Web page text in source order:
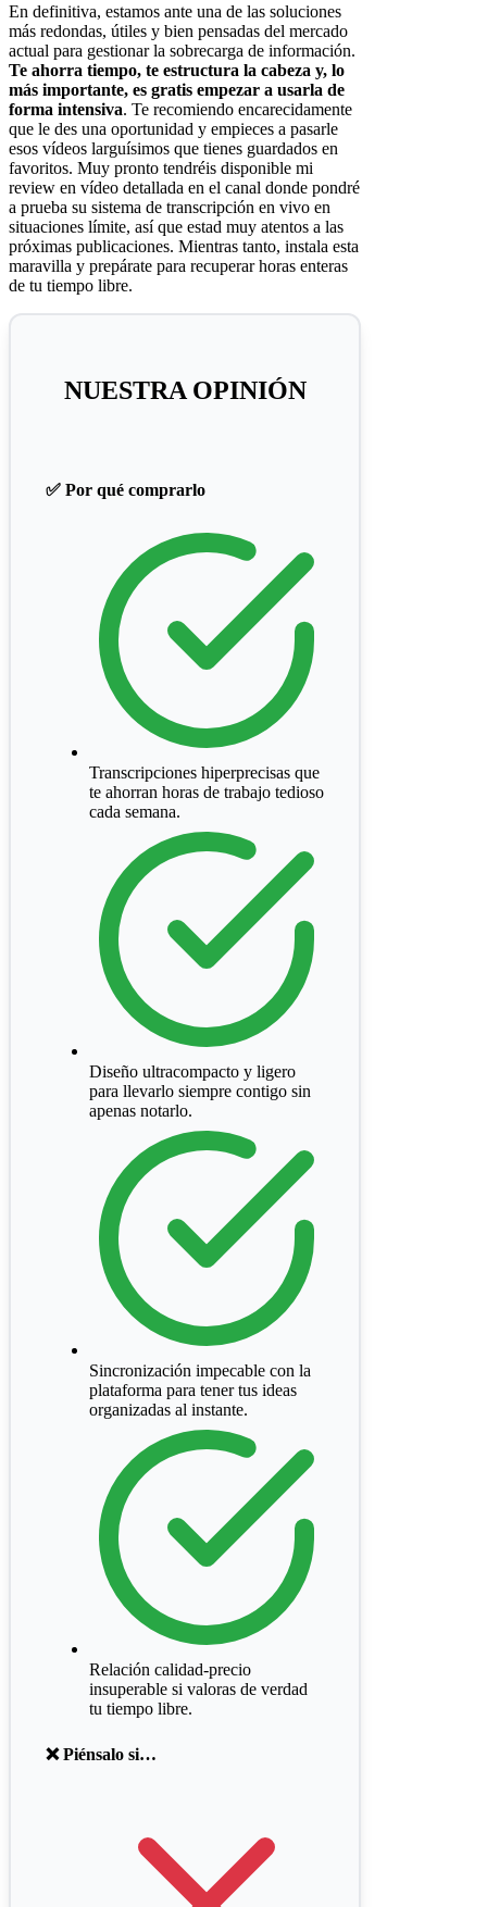
En definitiva, estamos ante una de las soluciones
más redondas, útiles y bien pensadas del mercado
actual para gestionar la sobrecarga de información.
Te ahorra tiempo, te estructura la cabeza y, lo
más importante, es gratis empezar a usarla de
forma intensiva. Te recomiendo encarecidamente
que le des una oportunidad y empieces a pasarle
esos vídeos larguísimos que tienes guardados en
favoritos. Muy pronto tendréis disponible mi
review en vídeo detallada en el canal donde pondré
a prueba su sistema de transcripción en vivo en
situaciones límite, así que estad muy atentos a las
próximas publicaciones. Mientras tanto, instala esta
maravilla y prepárate para recuperar horas enteras
de tu tiempo libre.
NUESTRA OPINIÓN
✅ Por qué comprarlo
Transcripciones hiperprecisas que
te ahorran horas de trabajo tedioso
cada semana.
Diseño ultracompacto y ligero
para llevarlo siempre contigo sin
apenas notarlo.
Sincronización impecable con la
plataforma para tener tus ideas
organizadas al instante.
Relación calidad-precio
insuperable si valoras de verdad
tu tiempo libre.
❌ Piénsalo si…